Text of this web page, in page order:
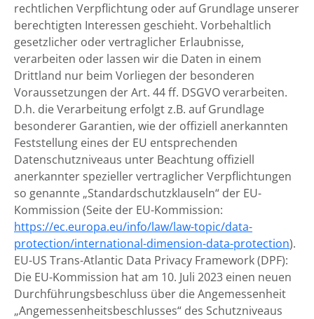
rechtlichen Verpflichtung oder auf Grundlage unserer
berechtigten Interessen geschieht. Vorbehaltlich
gesetzlicher oder vertraglicher Erlaubnisse,
verarbeiten oder lassen wir die Daten in einem
Drittland nur beim Vorliegen der besonderen
Voraussetzungen der Art. 44 ff. DSGVO verarbeiten.
D.h. die Verarbeitung erfolgt z.B. auf Grundlage
besonderer Garantien, wie der offiziell anerkannten
Feststellung eines der EU entsprechenden
Datenschutzniveaus unter Beachtung offiziell
anerkannter spezieller vertraglicher Verpflichtungen
so genannte „Standardschutzklauseln“ der EU-
Kommission (Seite der EU-Kommission:
https://ec.europa.eu/info/law/law-topic/data-
protection/international-dimension-data-protection).
EU-US Trans-Atlantic Data Privacy Framework (DPF):
Die EU-Kommission hat am 10. Juli 2023 einen neuen
Durchführungsbeschluss über die Angemessenheit
„Angemessenheitsbeschlusses“ des Schutzniveaus